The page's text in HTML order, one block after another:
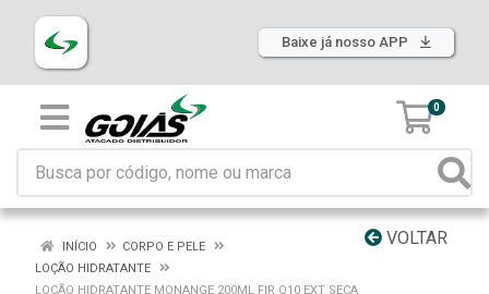
Baixe já nosso APP
0
VOLTAR
INÍCIO
CORPO E PELE
LOÇÃO HIDRATANTE
LOÇÃO HIDRATANTE MONANGE 200ML FIR Q10 EXT SECA